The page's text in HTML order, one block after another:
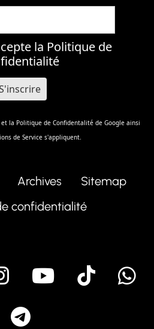
la Politique de
et la Politique de Confidentalité de Google ainsi
de Service s'appliquent.
Archives
Sitemap
confidentialité
Instagram
Youtube
Tik